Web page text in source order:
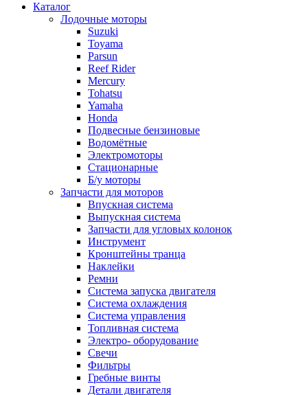
Каталог
Лодочные моторы
Suzuki
Toyama
Parsun
Reef Rider
Mercury
Tohatsu
Yamaha
Honda
Подвесные бензиновые
Водомётные
Электромоторы
Стационарные
Б/у моторы
Запчасти для моторов
Впускная система
Выпускная система
Запчасти для угловых колонок
Инструмент
Кронштейны транца
Наклейки
Ремни
Система запуска двигателя
Система охлаждения
Система управления
Топливная система
Электро- оборудование
Свечи
Фильтры
Гребные винты
Детали двигателя